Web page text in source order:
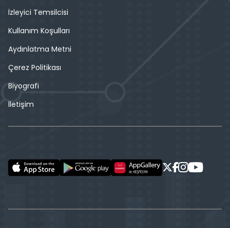
İzleyici Temsilcisi
Kullanım Koşulları
Aydınlatma Metni
Çerez Politikası
Biyografi
İletişim